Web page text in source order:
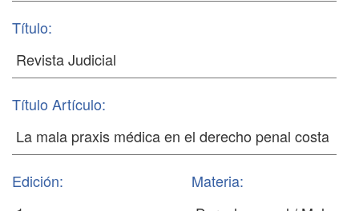
Título:
Título Artículo:
Edición: Materia: